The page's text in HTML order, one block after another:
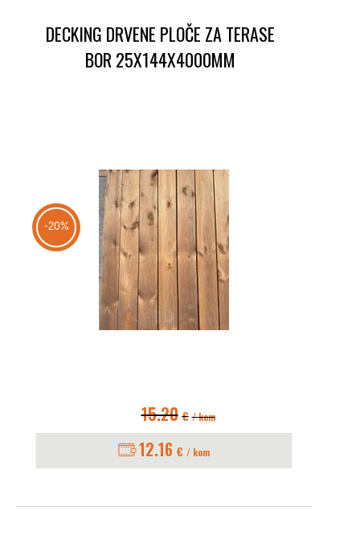
DECKING DRVENE PLOČE ZA TERASE
BOR 25X144X4000MM
-20%
15.20 € / kom
12.16 € / kom